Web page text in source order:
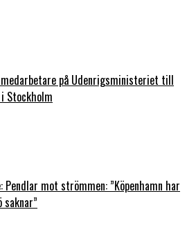
på Udenrigsministeriet till
Stockholm
Pendlar mot strömmen: ”Köpenhamn har
saknar”